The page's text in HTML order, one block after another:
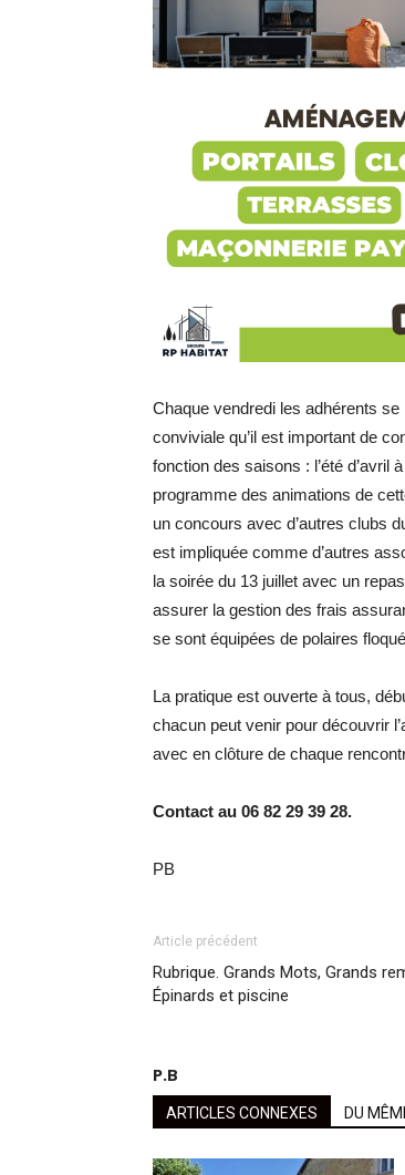
Chaque vendredi les adhérents
conviviale qu’il est important de
fonction des saisons : l’été d’avril
programme des animations de
un concours avec d’autres clubs
est impliquée comme d’autres
la soirée du 13 juillet avec un
assurer la gestion des frais
se sont équipées de polaires
La pratique est ouverte à tous,
chacun peut venir pour découvrir
avec en clôture de chaque
Contact au 06 82 29 39 28.
PB
Article précédent
Rubrique. Grands Mots, Grands
Épinards et piscine
P.B
ARTICLES CONNEXES DU